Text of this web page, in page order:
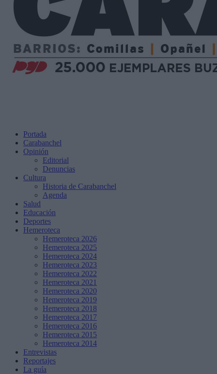
Portada
Carabanchel
Opinión
Editorial
Denuncias
Cultura
Historia de Carabanchel
Agenda
Salud
Educación
Deportes
Hemeroteca
Hemeroteca 2026
Hemeroteca 2025
Hemeroteca 2024
Hemeroteca 2023
Hemeroteca 2022
Hemeroteca 2021
Hemeroteca 2020
Hemeroteca 2019
Hemeroteca 2018
Hemeroteca 2017
Hemeroteca 2016
Hemeroteca 2015
Hemeroteca 2014
Entrevistas
Reportajes
La guía